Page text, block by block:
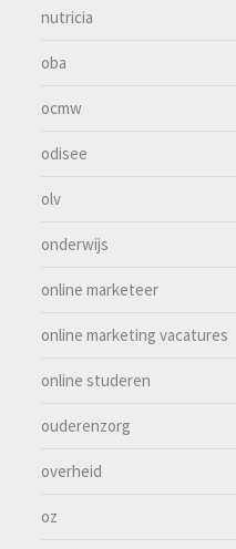
nutricia
oba
ocmw
odisee
olv
onderwijs
online marketeer
online marketing vacatures
online studeren
ouderenzorg
overheid
oz